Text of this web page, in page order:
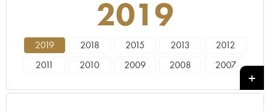
2019
2019 2018 2015 2013
2012
2011
2010 2009 2008
2007